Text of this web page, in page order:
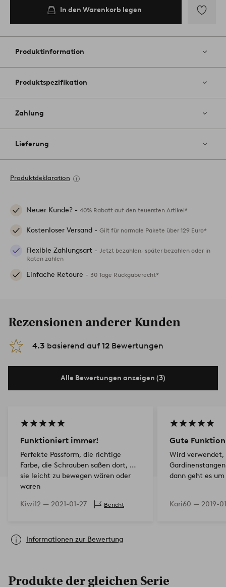
In den Warenkorb legen
Favoriten
Produktinformation
Produktspezifikation
Zahlung
Lieferung
Produktdeklaration
Neuer Kunde? - 40% Rabatt auf den teuersten Artikel*
Kostenloser Versand - Gilt für normale Pakete über 129 Euro*
Flexible Zahlungsart - Jetzt bezahlen, später bezahlen oder in
Raten zahlen
Einfache Retoure - 30 Tage Rückgaberecht*
Rezensionen anderer Kunden
4.3 basierend auf 12 Bewertungen
Alle Bewertungen anzeigen (3)
Funktioniert immer!
Perfekte Passform, die richtige
Farbe, die Schrauben saßen dort, wo
sie leicht zu bewegen wären oder
waren
Kiwi12 — 2021-01-27 Bericht
Gute Funktion
Wird verwendet,
dann geht es
Kari60 — 2019-
Informationen zur Bewertung
Produkte der gleichen Serie